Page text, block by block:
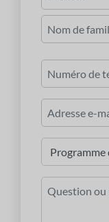
*
Premièrement
de
téléphone
*
d'études
*